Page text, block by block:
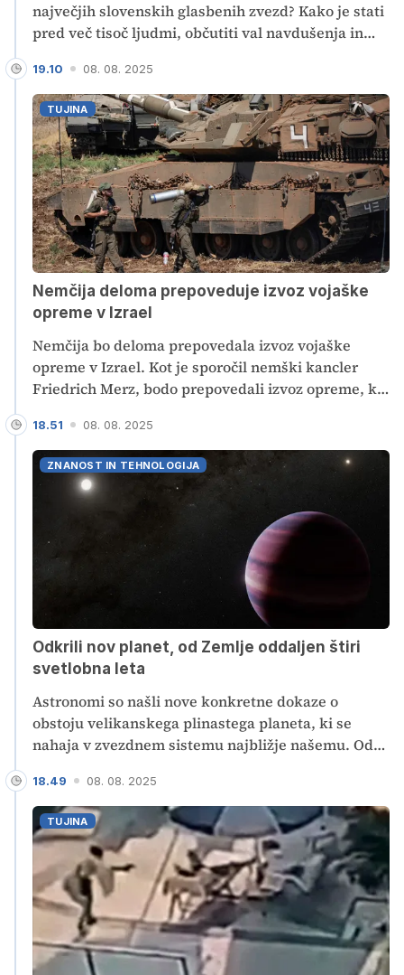
največjih slovenskih glasbenih zvezd? Kako je stati
pred več tisoč ljudmi, občutiti val navdušenja in
Aleksandru Pozveku se te sanje zadnje tedne
uresničujejo.
TUJINA
19.10 08. 08. 2025
Nemčija deloma prepoveduje izvoz vojaške
opreme v Izrael
Nemčija bo deloma prepovedala izvoz vojaške
opreme v Izrael. Kot je sporočil nemški kancler
Friedrich Merz, bodo prepovedali izvoz opreme, ki
Gaze. Izraelski premier Benjamin Netanjahu je
potezo Berlina označil kot nagrado Hamasu.
ZNANOST IN TEHNOLOGIJA
18.51 08. 08. 2025
Odkrili nov planet, od Zemlje oddaljen štiri
svetlobna leta
Astronomi so našli nove konkretne dokaze o
obstoju velikanskega plinastega planeta, ki se
nahaja v zvezdnem sistemu najbližje našemu. Od
in naj bi bil bližnji sosed našega Osončja. Prav tako
bi lahko imel lune, na katerih je mogoče življenje.
TUJINA
18.49 08. 08. 2025